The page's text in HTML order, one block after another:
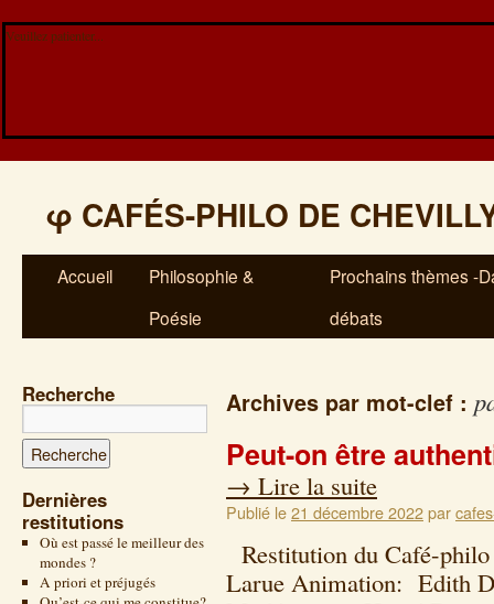
Veuillez patienter...
φ CAFÉS-PHILO DE
Accueil
Philosophie &
Poésie
Prochains thèmes -
débats
Recherche
Dernières
restitutions
Où est passé le meilleur des
mondes ?
A priori et préjugés
Archives par mot-clef :
Peut-on être
→ Lire la suite
Publié le21 décembre 2022par
Restitution du Café-
Larue Animation: Edith